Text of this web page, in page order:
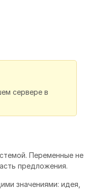
сервере в
Переменные не
предложения.
значениями: идея,